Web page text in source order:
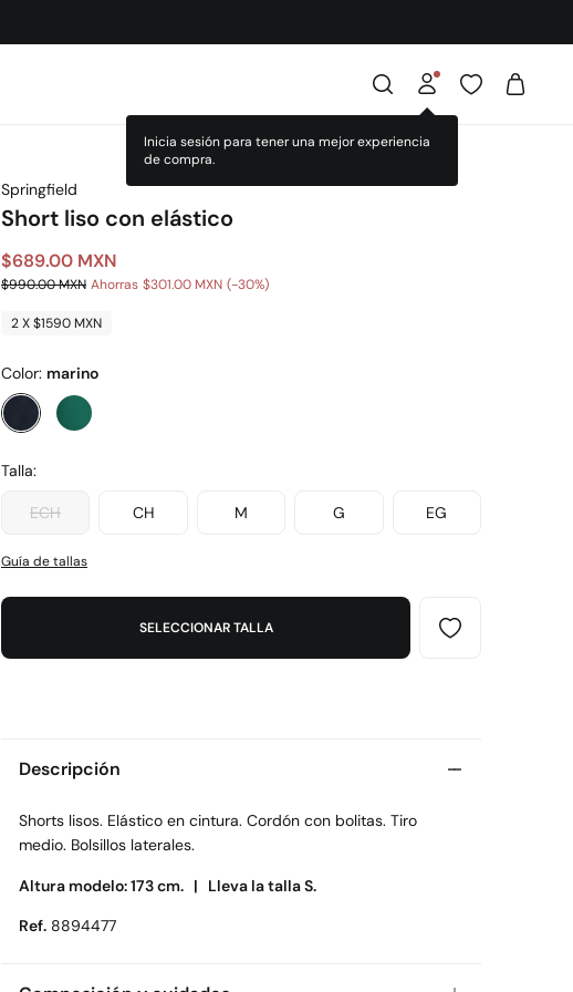
Springfield
Short liso con elástico
$689.00 MXN
$990.00 MXN Ahorras $301.00 MXN 30
2 X $1590 MXN
Color: marino
Talla:
ECH CH M G EG
Guía de tallas
SELECCIONAR TALLA
Descripción
Shorts lisos. Elástico en cintura. Cordón con bolitas. Tiro
medio. Bolsillos laterales.
Altura modelo: 173 cm. | Lleva la talla S.
Ref. 8894477